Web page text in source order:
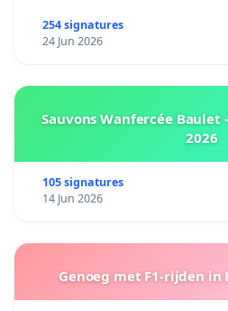
254 signatures
24 Jun 2026
Sauvons Wanfercée
2026
105 signatures
14 Jun 2026
Genoeg met F1-rijden in